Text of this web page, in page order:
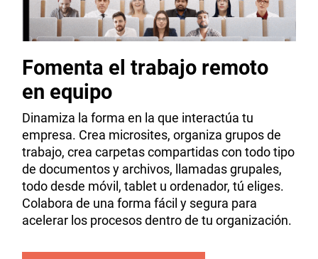
Fomenta el trabajo remoto
en equipo
Dinamiza la forma en la que interactúa tu
empresa. Crea microsites, organiza grupos de
trabajo, crea carpetas compartidas con todo tipo
de documentos y archivos, llamadas grupales,
todo desde móvil, tablet u ordenador, tú eliges.
Colabora de una forma fácil y segura para
acelerar los procesos dentro de tu organización.